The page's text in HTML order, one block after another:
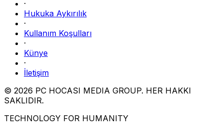
·
Hukuka Aykırılık
·
Kullanım Koşulları
·
Künye
·
İletişim
© 2026 PC HOCASI MEDIA GROUP. HER HAKKI
SAKLIDIR.
TECHNOLOGY FOR HUMANITY